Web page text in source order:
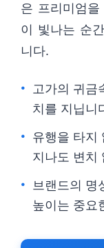
은 프리미엄
이 빛나는 순
니다.
고가의 귀금
치를 지닙니
유행을 타지
지나도 변치
브랜드의 명
높이는 중요